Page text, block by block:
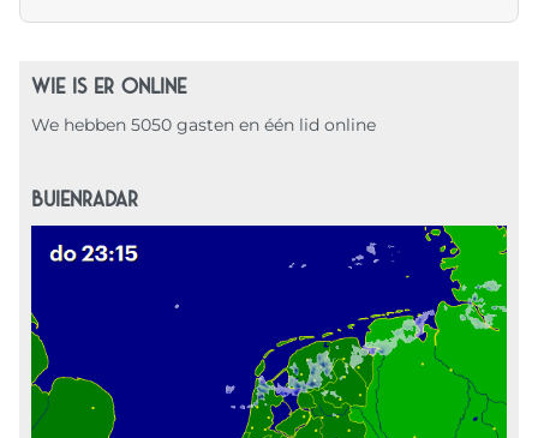
Pagination List Limit
WIE IS ER ONLINE
We hebben 5050 gasten en één lid online
BUIENRADAR